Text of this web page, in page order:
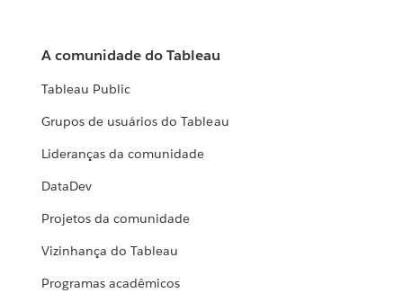
A comunidade do Tableau
Tableau Public
Grupos de usuários do Tableau
Lideranças da comunidade
DataDev
Projetos da comunidade
Vizinhança do Tableau
Programas acadêmicos